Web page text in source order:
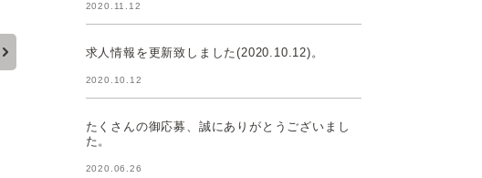
2020.11.12
求人情報を更新致しました(2020.10.12)。
2020.10.12
たくさんの御応募、誠にありがとうございまし
た。
2020.06.26